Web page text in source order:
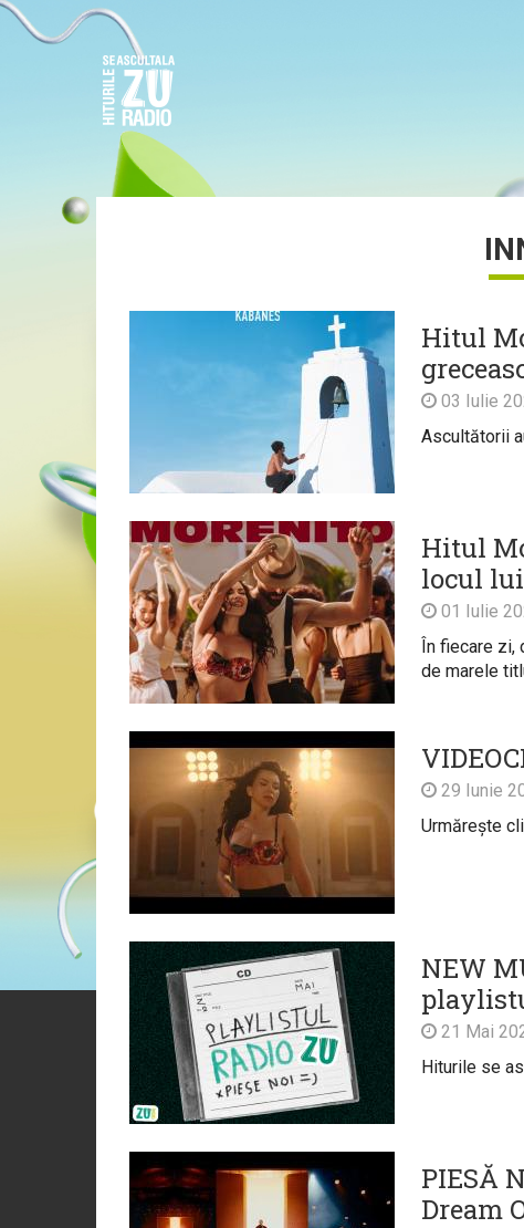
Hitul
03 Iulie
Ascultătorii
Hitul
locul
01 Iulie
În fiecare zi,
de marele
29 Iunie
Urmărește
NEW
21 Mai
Hiturile se
PIESĂ
Dream